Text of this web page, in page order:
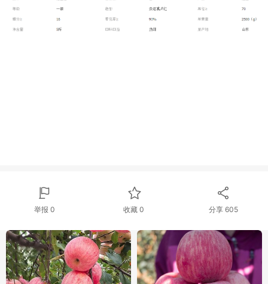
举报 0 收藏 0 分享 605